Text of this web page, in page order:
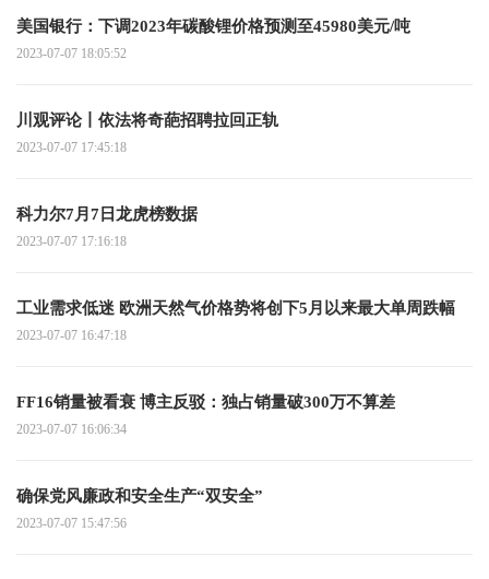
美国银行：下调2023年碳酸锂价格预测至45980美元/吨
2023-07-07 18:05:52
川观评论丨依法将奇葩招聘拉回正轨
2023-07-07 17:45:18
科力尔7月7日龙虎榜数据
2023-07-07 17:16:18
工业需求低迷 欧洲天然气价格势将创下5月以来最大单周跌幅
2023-07-07 16:47:18
FF16销量被看衰 博主反驳：独占销量破300万不算差
2023-07-07 16:06:34
确保党风廉政和安全生产“双安全”
2023-07-07 15:47:56